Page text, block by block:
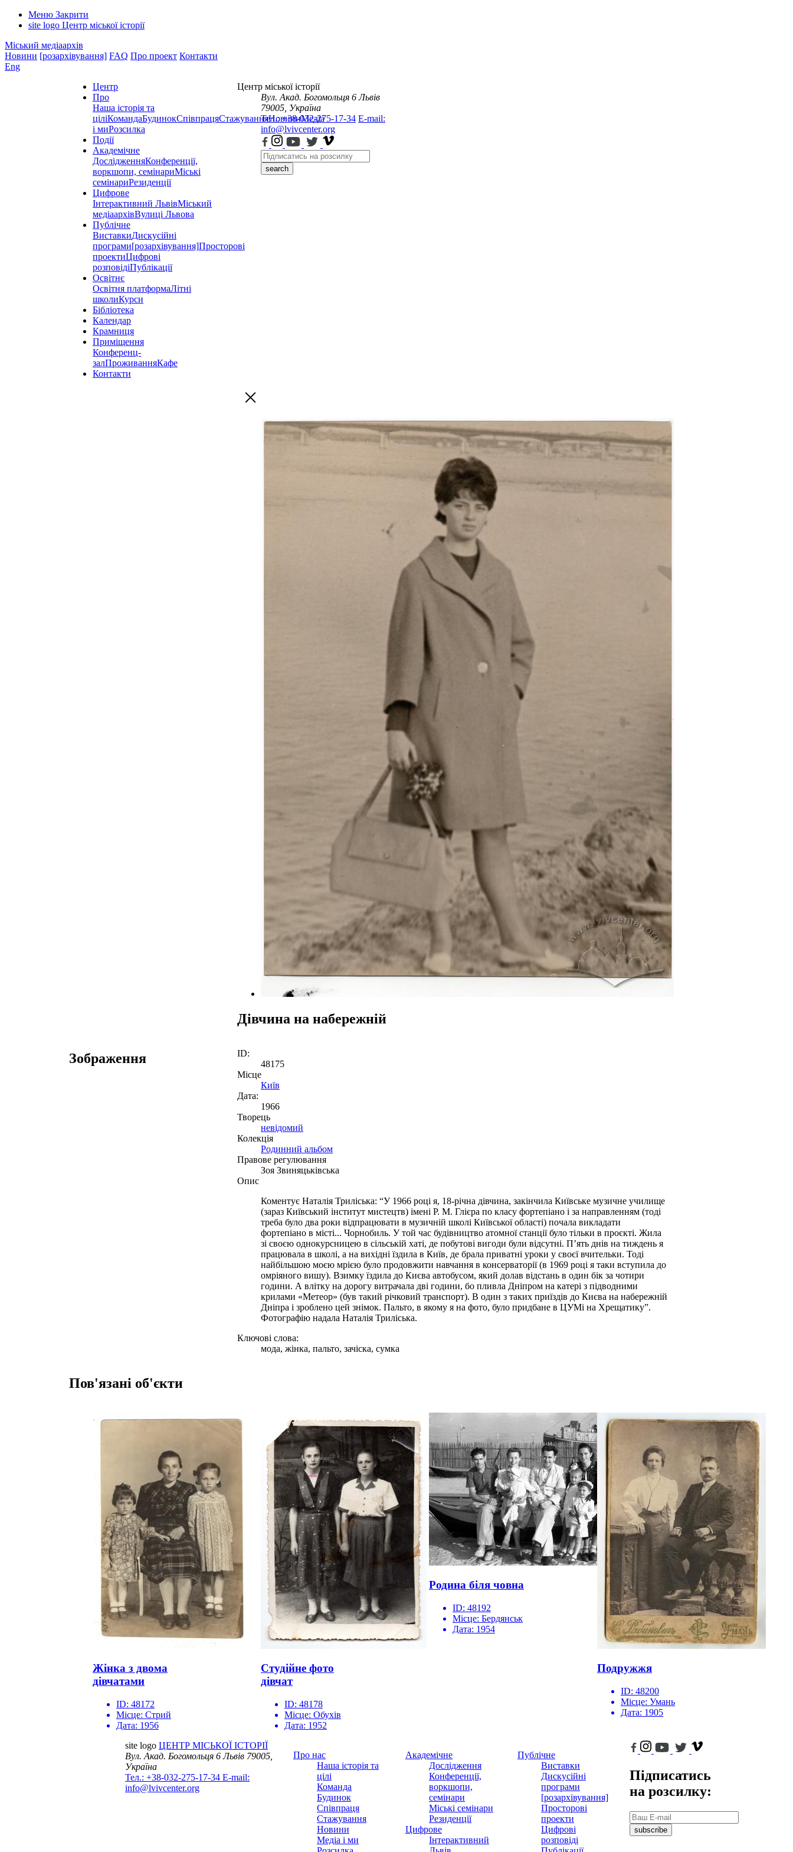
Меню Закрити
site logo Центр міської історії
Міський медіаархів
Новини [розархівування] FAQ Про проект Контакти
Eng
Центр
Про
Наша історія та
ціліКомандаБудинокСпівпрацяСтажуванняНовиниМедіа
і миРозсилка
Події
Академічне
ДослідженняКонференції,
воркшопи, семінариМіські
семінариРезиденції
Цифрове
Інтерактивний ЛьвівМіський
медіаархівВулиці Львова
Публічне
ВиставкиДискусійні
програми[розархівування]Просторові
проектиЦифрові
розповідіПублікації
Освітнє
Освітня платформаЛітні
школиКурси
Бібліотека
Календар
Крамниця
Приміщення
Конференц-
залПроживанняКафе
Контакти
Центр міської історії
Вул. Акад. Богомольця 6 Львів
79005, Україна
Тел.: +38-032-275-17-34 E-mail:
info@lvivcenter.org
search
Дівчина на набережній
Зображення
ID:
48175
Місце
Київ
Дата:
1966
Творець
невідомий
Колекція
Родинний альбом
Правове регулювання
Зоя Звиняцьківська
Опис
Коментує Наталія Триліська: “У 1966 році я, 18-річна дівчина, закінчила Київське музичне училище
(зараз Київський інститут мистецтв) імені Р. М. Глієра по класу фортепіано і за направленням (тоді
треба було два роки відпрацювати в музичній школі Київської області) почала викладати
фортепіано в місті... Чорнобиль. У той час будівництво атомної станції було тільки в проєкті. Жила
зі своєю однокурсницею в сільській хаті, де побутові вигоди були відсутні. П’ять днів на тиждень я
працювала в школі, а на вихідні їздила в Київ, де брала приватні уроки у своєї вчительки. Тоді
найбільшою моєю мрією було продовжити навчання в консерваторії (в 1969 році я таки вступила до
омріяного вишу). Взимку їздила до Києва автобусом, який долав відстань в один бік за чотири
години. А влітку на дорогу витрачала дві години, бо пливла Дніпром на катері з підводними
крилами «Метеор» (був такий річковий транспорт). В один з таких приїздів до Києва на набережній
Дніпра і зроблено цей знімок. Пальто, в якому я на фото, було придбане в ЦУМі на Хрещатику”.
Фотографію надала Наталія Триліська.
Ключові слова:
мода, жінка, пальто, зачіска, сумка
Пов'язані об'єкти
Жінка з двома
дівчатами
ID: 48172
Місце: Стрий
Дата: 1956
Студійне фото
дівчат
ID: 48178
Місце: Обухів
Дата: 1952
Родина біля човна
ID: 48192
Місце: Бердянськ
Дата: 1954
Подружжя
ID: 48200
Місце: Умань
Дата: 1905
site logo ЦЕНТР МІСЬКОЇ ІСТОРІЇ
Вул. Акад. Богомольця 6Львів 79005,
Україна
Тел.: +38-032-275-17-34 E-mail:
info@lvivcenter.org
Про нас
Наша історія та
цілі
Команда
Будинок
Співпраця
Стажування
Новини
Медіа і ми
Академічне
Дослідження
Конференції,
воркшопи,
семінари
Міські семінари
Резиденції
Цифрове
Інтерактивний
Публічне
Виставки
Дискусійні
програми
[розархівування]
Просторові
проекти
Цифрові
розповіді
Підписатись
на розсилку:
subscribe